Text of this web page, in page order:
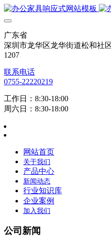
广东省
深圳市龙华区龙华街道松和社
1207
联系电话
0755-22220219
工作日：8:30-18:00
周六日：8:30-18:00
网站首页
关于我们
产品中心
新闻动态
行业知识库
企业案例
加入我们
公司新闻